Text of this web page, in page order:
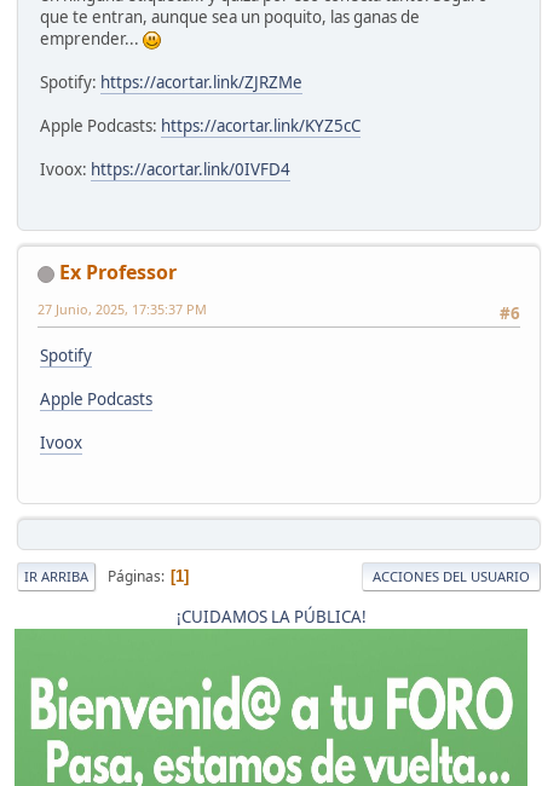
que te entran, aunque sea un poquito, las ganas de
emprender...
Spotify: https://acortar.link/ZJRZMe
Apple Podcasts: https://acortar.link/KYZ5cC
Ivoox: https://acortar.link/0IVFD4
Ex Professor
#6
27 Junio, 2025, 17:35:37 PM
Spotify
Apple Podcasts
Ivoox
IR ARRIBA Páginas 1 ACCIONES DEL USUARIO
¡CUIDAMOS LA PÚBLICA!